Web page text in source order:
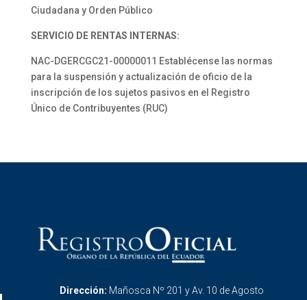
Ciudadana y Orden Público
SERVICIO DE RENTAS INTERNAS:
NAC-DGERCGC21-00000011 Establécense las normas
para la suspensión y actualización de oficio de la
inscripción de los sujetos pasivos en el Registro
Único de Contribuyentes (RUC)
Dirección: Mañosca Nº 201 y Av. 10 de Agosto